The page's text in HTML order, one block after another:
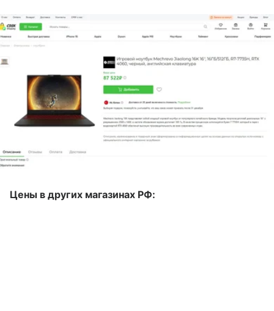
Цены в других магазинах РФ: